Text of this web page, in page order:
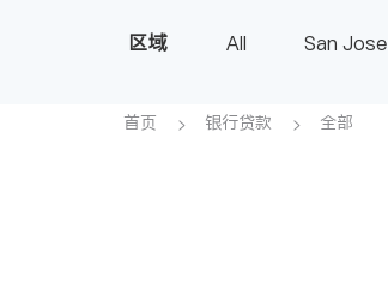
区域 All San Jose
首页 银行贷款 全部